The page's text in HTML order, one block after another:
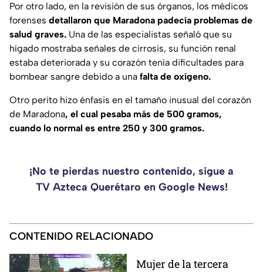
Por otro lado, en la revisión de sus órganos, los médicos
forenses detallaron que Maradona padecía problemas de
salud graves. Una de las especialistas señaló que su
hígado mostraba señales de cirrosis, su función renal
estaba deteriorada y su corazón tenía dificultades para
bombear sangre debido a una falta de oxígeno.
Otro perito hizo énfasis en el tamaño inusual del corazón
de Maradona, el cual pesaba más de 500 gramos,
cuando lo normal es entre 250 y 300 gramos.
¡No te pierdas nuestro contenido, sigue a
TV Azteca Querétaro en Google News!
CONTENIDO RELACIONADO
Mujer de la tercera